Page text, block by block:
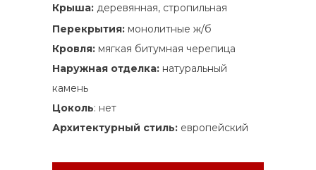
Крыша: деревянная, стропильная
Перекрытия: монолитные ж/б
Кровля: мягкая битумная черепица
Наружная отделка: натуральный
камень
Цоколь: нет
Архитектурный стиль: европейский